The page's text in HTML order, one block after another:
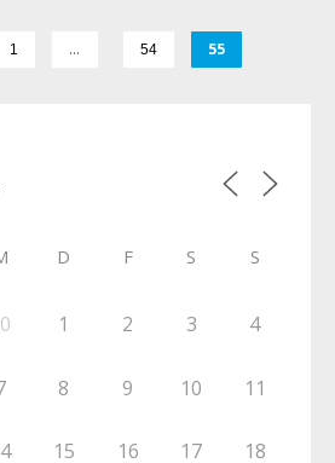
1 … 54 55
D F S S
1 2 3 4
8 9 10 11
15 16 17 18